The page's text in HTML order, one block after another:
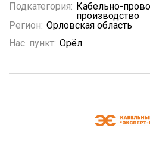
Подкатегория: Кабельно-
производство
Регион: Орловская область
Нас. пункт: Орёл